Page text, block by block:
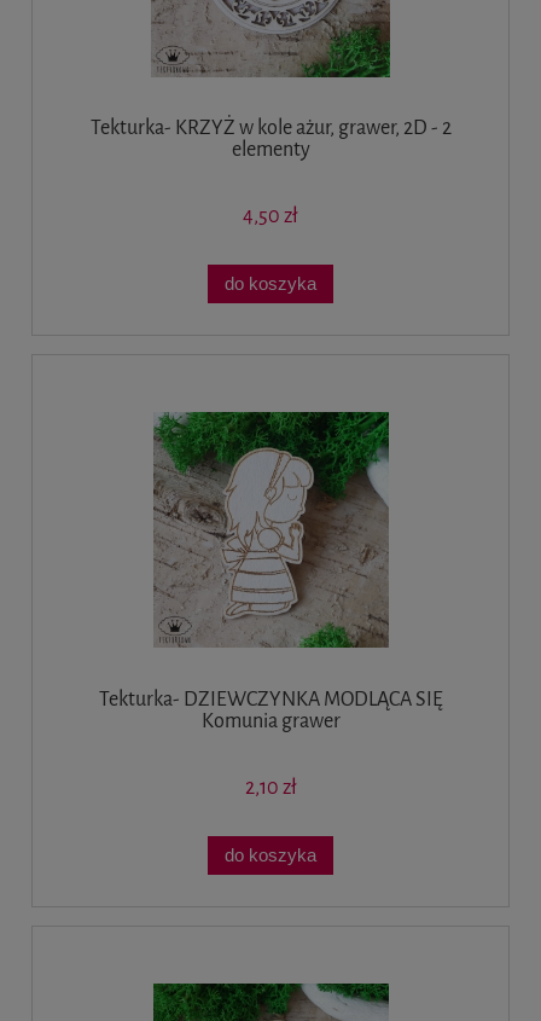
Tekturka- KRZYŻ w kole ażur, grawer, 2D - 2
elementy
4,50 zł
do koszyka
Tekturka- DZIEWCZYNKA MODLĄCA SIĘ
Komunia grawer
2,10 zł
do koszyka